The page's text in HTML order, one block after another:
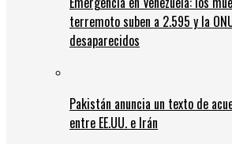
terremoto suben a 2.595 y la
desaparecidos
Pakistán anuncia un texto de
entre EE.UU. e Irán